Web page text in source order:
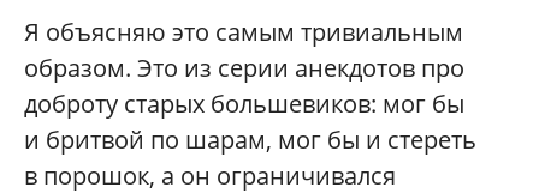
Я объясняю это самым тривиальным
образом. Это из серии анекдотов про
доброту старых большевиков: мог бы
и бритвой по шарам, мог бы и стереть
в порошок, а он ограничивался